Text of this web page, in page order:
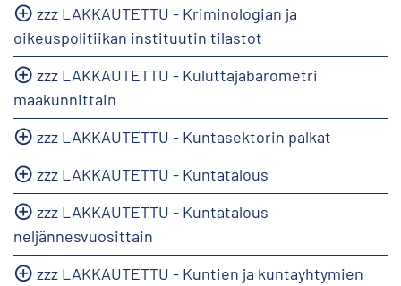
zzz LAKKAUTETTU - Kriminologian ja
oikeuspolitiikan instituutin tilastot
zzz LAKKAUTETTU - Kuluttajabarometri
maakunnittain
zzz LAKKAUTETTU - Kuntasektorin palkat
zzz LAKKAUTETTU - Kuntatalous
zzz LAKKAUTETTU - Kuntatalous
neljännesvuosittain
zzz LAKKAUTETTU - Kuntien ja kuntayhtymien